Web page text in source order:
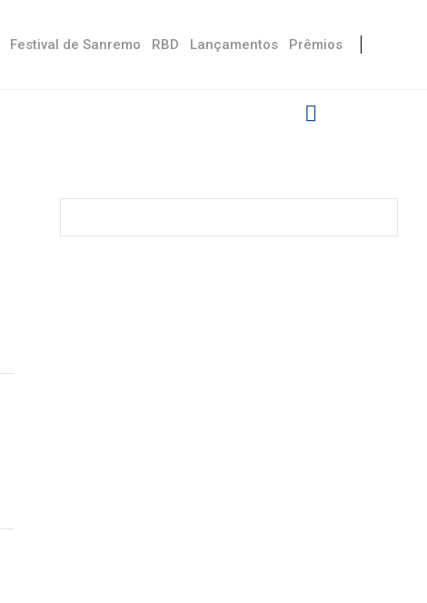
Festival de Sanremo RBD Lançamentos Prêmios